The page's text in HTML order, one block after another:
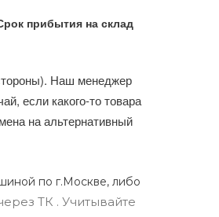
прибытия на склад
Наш менеджер
если какого-то товара
на альтернативный
по г.Москве, либо
ТК . Учитывайте